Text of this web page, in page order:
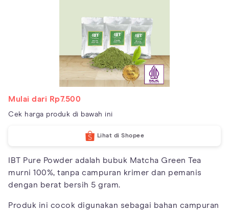
Mulai dari Rp7.500
Cek harga produk di bawah ini
Lihat di Shopee
IBT Pure Powder adalah bubuk Matcha Green Tea
murni 100%, tanpa campuran krimer dan pemanis
dengan berat bersih 5 gram.
Produk ini cocok digunakan sebagai bahan campuran